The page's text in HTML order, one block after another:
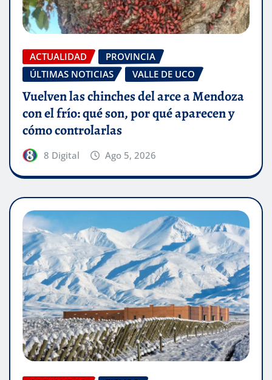
ACTUALIDAD
PROVINCIA
ÚLTIMAS NOTICIAS
VALLE DE UCO
Vuelven las chinches del arce a Mendoza
con el frío: qué son, por qué aparecen y
cómo controlarlas
8 Digital Ago 5, 2026